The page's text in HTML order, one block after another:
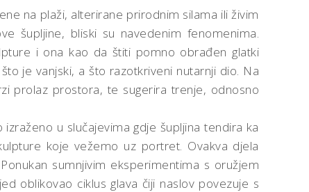
na plaži, alterirane prirodnim silama ili živim
šupljine, bliski su navedenim fenomenima.
i ona kao da štiti pomno obrađen glatki
je vanjski, a što razotkriveni nutarnji dio. Na
prolaz prostora, te sugerira trenje, odnosno
u slučajevima gdje šupljina tendira ka
koje vežemo uz portret. Ovakva djela
sumnjivim eksperimentima s oružjem
oblikovao ciklus glava čiji naslov povezuje s